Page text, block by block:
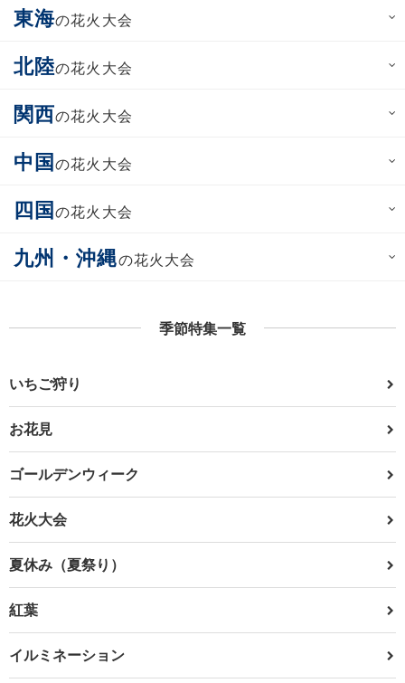
東海の花火大会
北陸の花火大会
関西の花火大会
中国の花火大会
四国の花火大会
九州・沖縄の花火大会
季節特集一覧
いちご狩り
お花見
ゴールデンウィーク
花火大会
夏休み（夏祭り）
紅葉
イルミネーション